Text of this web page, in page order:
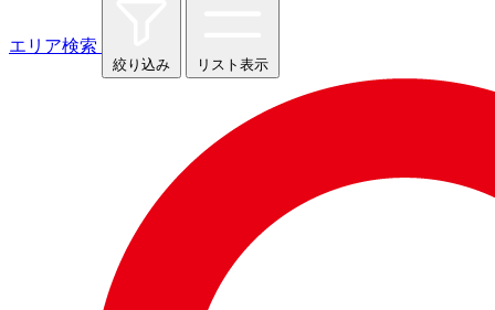
エリア検索
絞り込み リスト表示